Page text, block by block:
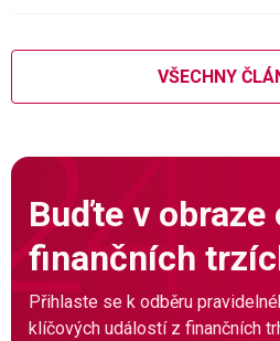
VŠECHNY
Buďte v obraze
finančních
Přihlaste se k odběru
klíčových událostí z finančních